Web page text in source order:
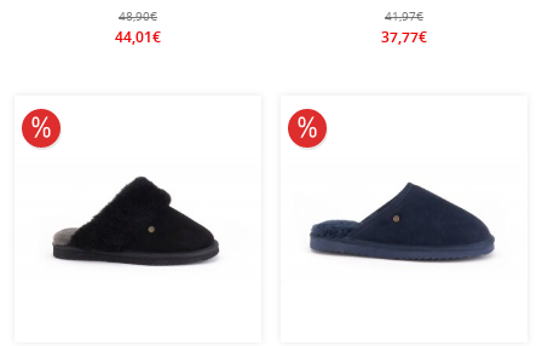
moss/hellbraun Damen
48,90€
44,01€
Schaffell schwarz Damen
41,97€
37,77€
10% reduziert 10% reduziert